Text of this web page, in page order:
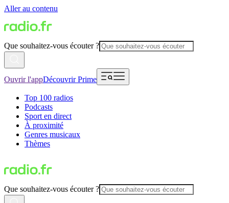
Aller au contenu
Que souhaitez-vous écouter ?
Ouvrir l'appDécouvrir Prime
Top 100 radios
Podcasts
Sport en direct
À proximité
Genres musicaux
Thèmes
Que souhaitez-vous écouter ?